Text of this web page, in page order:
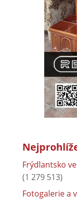
Frýdlantsko
(1 279 513)
Fotogalerie a